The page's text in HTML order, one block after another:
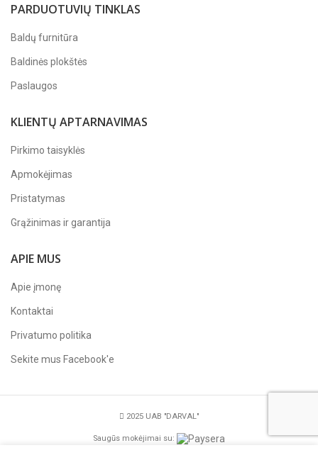
PARDUOTUVIŲ TINKLAS
Baldų furnitūra
Baldinės plokštės
Paslaugos
KLIENTŲ APTARNAVIMAS
Pirkimo taisyklės
Apmokėjimas
Pristatymas
Grąžinimas ir garantija
APIE MUS
Apie įmonę
Kontaktai
Privatumo politika
Sekite mus Facebook'e
2025 UAB "DARVAL"
Saugūs mokėjimai su: